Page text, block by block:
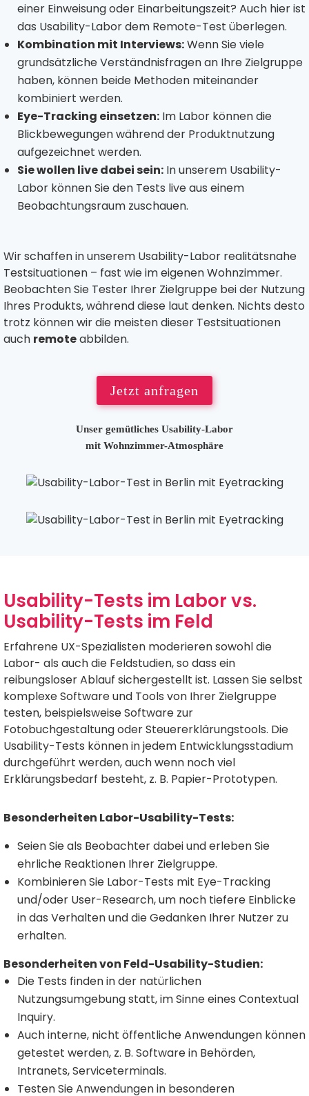
einer Einweisung oder Einarbeitungszeit? Auch hier ist
das Usability-Labor dem Remote-Test überlegen.
Kombination mit Interviews:Wenn Sie viele
grundsätzliche Verständnisfragen an Ihre Zielgruppe
haben, können beide Methoden miteinander
kombiniert werden.
Eye-Tracking einsetzen: Im Labor können die
Blickbewegungen während der Produktnutzung
aufgezeichnet werden.
Sie wollen live dabei sein: In unserem Usability-
Labor können Sie den Tests live aus einem
Beobachtungsraum zuschauen.
Wir schaffen in unserem Usability-Labor realitätsnahe
Testsituationen – fast wie im eigenen Wohnzimmer.
Beobachten Sie Tester Ihrer Zielgruppe bei der Nutzung
Ihres Produkts, während diese laut denken. Nichts desto
trotz können wir die meisten dieser Testsituationen
auch remoteabbilden.
Jetzt anfragen
Unser gemütliches Usability-Labor
mit Wohnzimmer-Atmosphäre
Usability-Tests im Labor vs.
Usability-Tests im Feld
Erfahrene UX-Spezialisten moderieren sowohl die
Labor- als auch die Feldstudien, so dass ein
reibungsloser Ablauf sichergestellt ist. Lassen Sie selbst
komplexe Software und Tools von Ihrer Zielgruppe
testen, beispielsweise Software zur
Fotobuchgestaltung oder Steuererklärungstools. Die
Usability-Tests können in jedem Entwicklungsstadium
durchgeführt werden, auch wenn noch viel
Erklärungsbedarf besteht, z. B. Papier-Prototypen.
Besonderheiten Labor-Usability-Tests:
Seien Sie als Beobachter dabei und erleben Sie
ehrliche Reaktionen Ihrer Zielgruppe.
Kombinieren Sie Labor-Tests mit Eye-Tracking
und/oder User-Research, um noch tiefere Einblicke
in das Verhalten und die Gedanken Ihrer Nutzer zu
erhalten.
Besonderheiten von Feld-Usability-Studien:
Die Tests finden in der natürlichen
Nutzungsumgebung statt, im Sinne eines Contextual
Inquiry.
Auch interne, nicht öffentliche Anwendungen können
getestet werden, z. B. Software in Behörden,
Intranets, Serviceterminals.
Testen Sie Anwendungen in besonderen